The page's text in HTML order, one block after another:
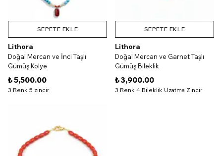
SEPETE EKLE
Lithora
Doğal Mercan ve İnci Taşlı
Gümüş Kolye
₺ 5,500.00
3 Renk 5 zincir
SEPETE EKLE
Lithora
Doğal Mercan ve Garnet Taşlı
Gümüş Bileklik
₺ 3,900.00
3 Renk 4 Bileklik Uzatma Zincir